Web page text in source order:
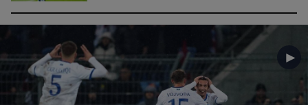
►